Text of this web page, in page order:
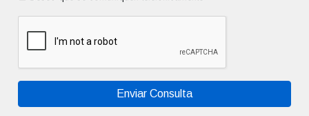
Enviar Consulta